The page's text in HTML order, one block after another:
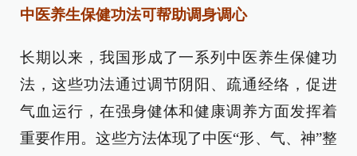
中医养生保健功法可帮助调身调心
长期以来，我国形成了一系列中医养生保健功
法，这些功法通过调节阴阳、疏通经络，促进
气血运行，在强身健体和健康调养方面发挥着
重要作用。这些方法体现了中医“形、气、神”整